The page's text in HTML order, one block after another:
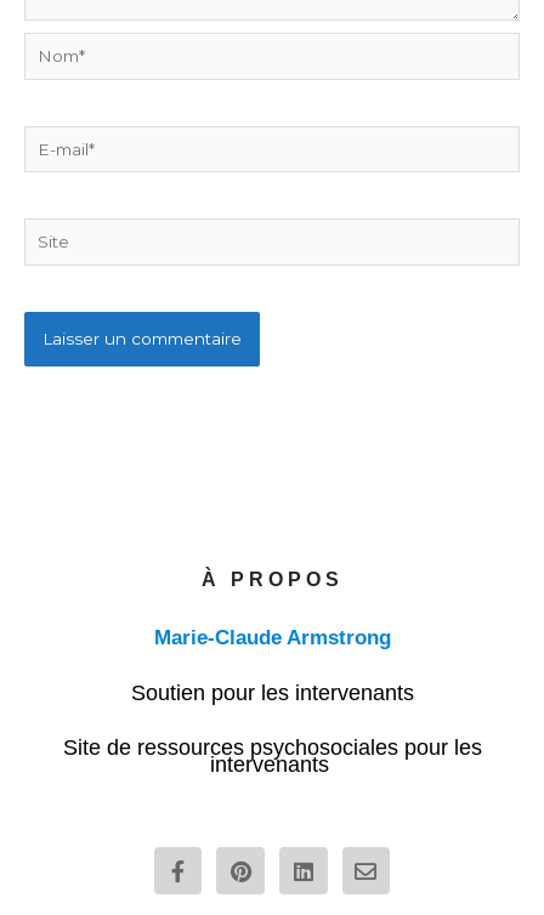
Nom*
E-
mail*
Site
À PROPOS
Marie-Claude Armstrong
Soutien pour les intervenants
Site de ressources psychosociales pour les
intervenants
F
a
c
P
i
n
L
i
n
E
n
v